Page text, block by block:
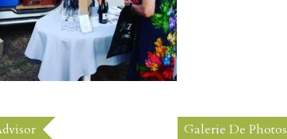
Galerie De Photos